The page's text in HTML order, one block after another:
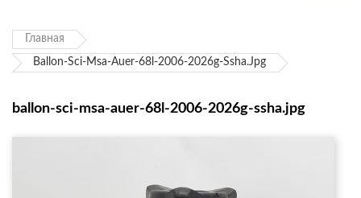
Главная
Ballon-Sci-Msa-Auer-68l-2006-2026g-Ssha.jpg
ballon-sci-msa-auer-68l-2006-2026g-ssha.jpg